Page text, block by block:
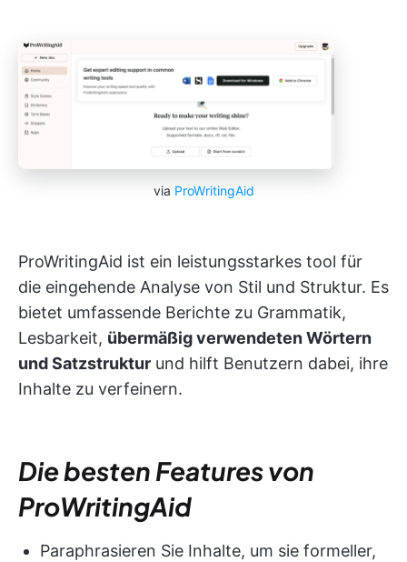
via ProWritingAid
ProWritingAid ist ein leistungsstarkes tool für
die eingehende Analyse von Stil und Struktur. Es
bietet umfassende Berichte zu Grammatik,
Lesbarkeit, übermäßig verwendeten Wörtern
und Satzstruktur und hilft Benutzern dabei, ihre
Inhalte zu verfeinern.
Die besten Features von
ProWritingAid
Paraphrasieren Sie Inhalte, um sie formeller,